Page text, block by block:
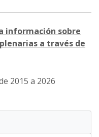
información sobre
a través de
2015 a 2026